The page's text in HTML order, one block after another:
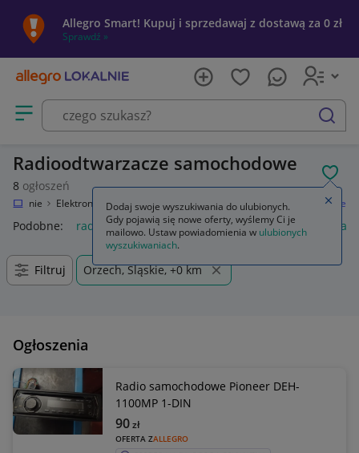
Allegro Smart! Kupuj i sprzedawaj z dostawą za 0 zł
Sprawdź »
Otwórz menu z kategoriami
szukaj
Radioodtwarzacze samochodowe
8 ogłoszeń
Lokalnie Elektronika RTV i AGD Sprzęt car audio Radioodtwarzacze
Podobne: radioodtwarzacze radioodtwarzacz
Filtruj Orzech, Śląskie, +0 km
Ogłoszenia
Radio samochodowe Pioneer DEH-
1100MP 1-DIN
OFERTA ZALLEGRO
90zł
Dodaj swoje wyszukiwania do ulubionych.
Gdy pojawią się nowe oferty, wyślemy Ci je
mailowo. Ustaw powiadomienia w ulubionych
wyszukiwaniach.